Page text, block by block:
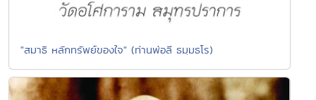
"สมาธิ หลักทรัพย์ของใจ" (ท่านพ่อลี ธมฺมธโร)